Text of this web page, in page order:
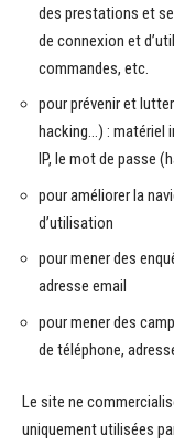
des prestations et
de connexion et
commandes, etc.
pour prévenir et
hacking…) : matériel
IP, le mot de passe
pour améliorer la
d’utilisation
pour mener des
adresse email
pour mener des
de téléphone,
Le site ne
uniquement utilisées